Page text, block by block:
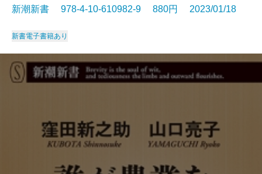
新潮新書 978-4-10-610982-9 880円 2023/01/18
新書電子書籍あり